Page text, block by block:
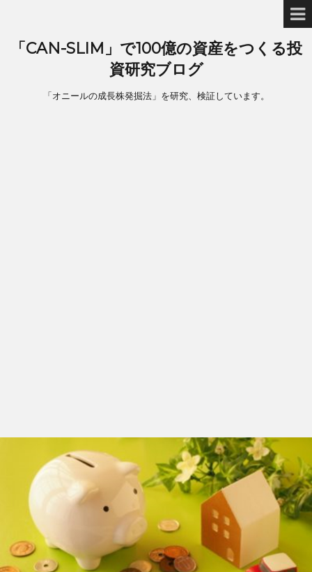
「CAN-SLIM」で100億の資産をつくる投
資研究ブログ
「オニールの成長株発掘法」を研究、検証しています。